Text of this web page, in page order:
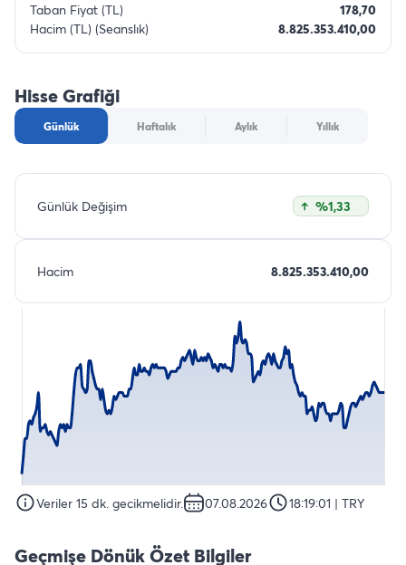
Taban Fiyat (TL)
178,70
Hacim (TL) (Seanslık)
8.825.353.410,00
Hisse Grafiği
Günlük Haftalık Aylık Yıllık
Günlük Değişim %1,33
Hacim 8.825.353.410,00
Veriler 15 dk. gecikmelidir. 07.08.2026 18:19:01 | TRY
Geçmişe Dönük Özet Bilgiler